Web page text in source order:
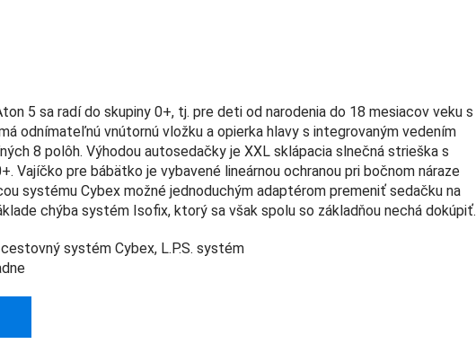
5 sa radí do skupiny 0+, tj. pre deti od narodenia do 18 mesiacov veku s
odnímateľnú vnútornú vložku a opierka hlavy s integrovaným vedením
8 polôh. Výhodou autosedačky je XXL sklápacia slnečná strieška s
Vajíčko pre bábätko je vybavené lineárnou ochranou pri bočnom náraze
systému Cybex možné jednoduchým adaptérom premeniť sedačku na
chýba systém Isofix, ktorý sa však spolu so základňou nechá dokúpiť.
systém Cybex, L.P.S. systém